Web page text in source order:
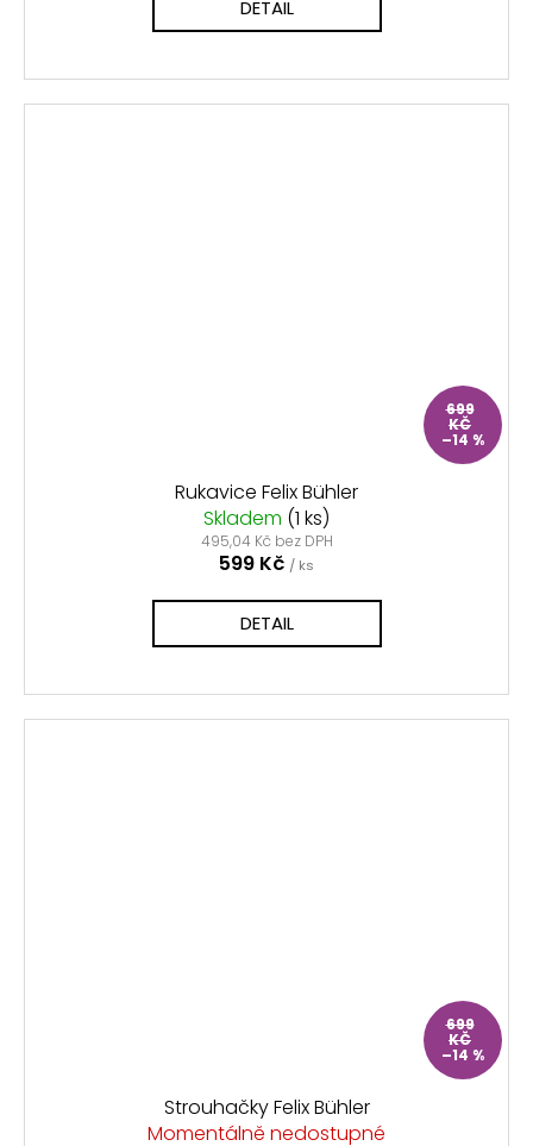
DETAIL
699
KČ
–14 %
Rukavice Felix Bühler
Skladem (1 ks)
495,04 Kč bez DPH
599 Kč / ks
DETAIL
699
KČ
–14 %
Strouhačky Felix Bühler
Momentálně nedostupné